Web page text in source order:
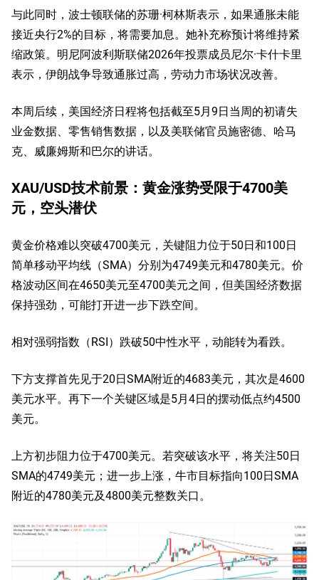
与此同时，波士顿联储的苏珊·柯林斯表示，如果通胀未能
接近央行2%的目标，将需要加息。她补充称预计将维持紧
缩政策。明尼阿波利斯联储2026年投票成员尼尔·卡什卡里
表示，伊朗战争导致通胀过高，劳动力市场状况改善。
本周后续，美国经济日程将包括截至5月9日当周的初请失
业金数据、零售销售数据，以及美联储官员施密德、哈马
克、威廉姆斯和巴尔的讲话。
XAU/USD技术前景：黄金涨势受限于4700美
元，空头潜伏
黄金价格难以突破4700美元，关键阻力位于50日和100日
简单移动平均线（SMA）分别为4749美元和4780美元。价
格波动区间在4650美元至4700美元之间，但美国经济数据
保持强劲，可能打开进一步下跌空间。
相对强弱指数（RSI）跌破50中性水平，动能转为看跌。
下方支撑首先见于20日SMA附近的4683美元，其次是4600
美元水平。再下一个关键区域是5月4日的摆动低点约4500
美元。
上方初步阻力位于4700美元。若突破该水平，将关注50日
SMA的4749美元；进一步上涨，牛市目标指向100日SMA
附近的4780美元及4800美元整数关口。